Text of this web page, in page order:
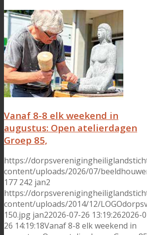
Vanaf 8-8 elk weekend in
augustus: Open atelierdagen
Groep 85,
https://
content/uploads/2026/07/
177 242 jan2
https://
content/uploads/2014/12/
150.jpg jan22026-07-26 13:19:262026-
26 14:19:18Vanaf 8-8 elk weekend in